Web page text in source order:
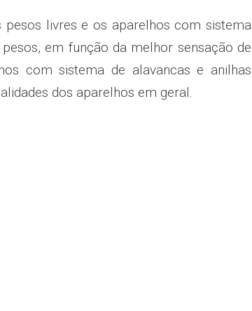
livres e os aparelhos com sistema
em função da melhor sensação de
com sistema de alavancas e anilhas
dos aparelhos em geral.